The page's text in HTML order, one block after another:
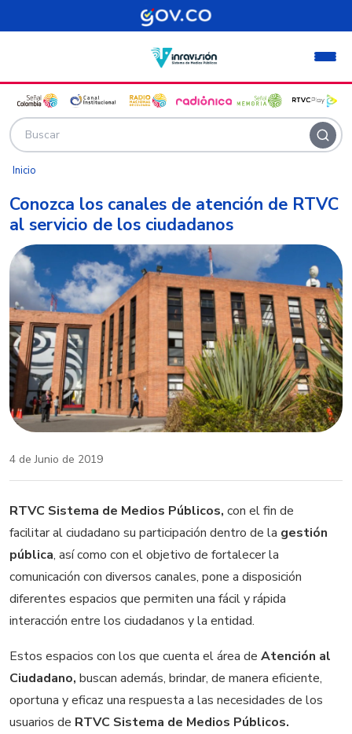
Pasar al contenido principal
Inicio
Conozca los canales de atención de RTVC
al servicio de los ciudadanos
4 de Junio de 2019
RTVC Sistema de Medios Públicos, con el fin de
facilitar al ciudadano su participación dentro de la gestión
pública, así como con el objetivo de fortalecer la
comunicación con diversos canales, pone a disposición
diferentes espacios que permiten una fácil y rápida
interacción entre los ciudadanos y la entidad.
Estos espacios con los que cuenta el área de Atención al
Ciudadano, buscan además, brindar, de manera eficiente,
oportuna y eficaz una respuesta a las necesidades de los
usuarios de RTVC Sistema de Medios Públicos.